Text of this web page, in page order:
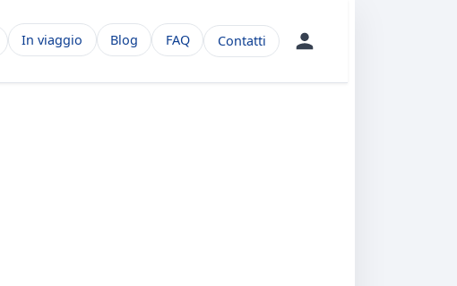
In viaggio Blog FAQ Contatti